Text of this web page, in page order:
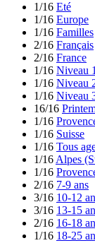
1/16 Eté
1/16 Europe
1/16 Familles
2/16 Français
2/16 France
1/16 Niveau 1
1/16 Niveau
1/16 Niveau
16/16
1/16
1/16 Suisse
1/16 Tous
1/16 Alpes
1/16
2/16 7-9 ans
3/16 10-12
3/16 13-15
2/16 16-18
1/16 18-25